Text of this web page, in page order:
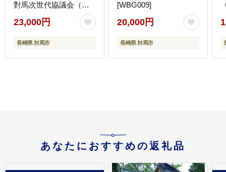
對馬次世代協議会（対
馬コノソレ）】 蜂蜜 ハ
チミツ 日本ミツバチ ニ
ホンミツバチ [WAM034]
23,000円
長崎県 対馬市
[WBG009]
20,000円
長崎県 対馬市
あなたにおすすめの返礼品